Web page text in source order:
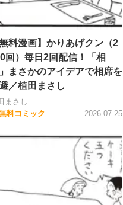
無料漫画】かりあげクン（2
回）毎日2回配信！「相
まさかのアイデアで相席を
／植田まさし
まさし
料コミック
2026.07.25